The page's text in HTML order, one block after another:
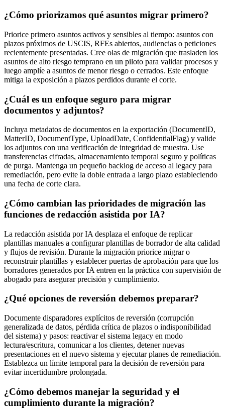
¿Cómo priorizamos qué asuntos migrar primero?
Priorice primero asuntos activos y sensibles al tiempo: asuntos con
plazos próximos de USCIS, RFEs abiertos, audiencias o peticiones
recientemente presentadas. Cree olas de migración que trasladen los
asuntos de alto riesgo temprano en un piloto para validar procesos y
luego amplíe a asuntos de menor riesgo o cerrados. Este enfoque
mitiga la exposición a plazos perdidos durante el corte.
¿Cuál es un enfoque seguro para migrar
documentos y adjuntos?
Incluya metadatos de documentos en la exportación (DocumentID,
MatterID, DocumentType, UploadDate, ConfidentialFlag) y valide
los adjuntos con una verificación de integridad de muestra. Use
transferencias cifradas, almacenamiento temporal seguro y políticas
de purga. Mantenga un pequeño backlog de acceso al legacy para
remediación, pero evite la doble entrada a largo plazo estableciendo
una fecha de corte clara.
¿Cómo cambian las prioridades de migración las
funciones de redacción asistida por IA?
La redacción asistida por IA desplaza el enfoque de replicar
plantillas manuales a configurar plantillas de borrador de alta calidad
y flujos de revisión. Durante la migración priorice migrar o
reconstruir plantillas y establecer puertas de aprobación para que los
borradores generados por IA entren en la práctica con supervisión de
abogado para asegurar precisión y cumplimiento.
¿Qué opciones de reversión debemos preparar?
Documente disparadores explícitos de reversión (corrupción
generalizada de datos, pérdida crítica de plazos o indisponibilidad
del sistema) y pasos: reactivar el sistema legacy en modo
lectura/escritura, comunicar a los clientes, detener nuevas
presentaciones en el nuevo sistema y ejecutar planes de remediación.
Establezca un límite temporal para la decisión de reversión para
evitar incertidumbre prolongada.
¿Cómo debemos manejar la seguridad y el
cumplimiento durante la migración?